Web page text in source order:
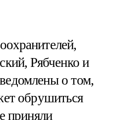
Рябченко и
о том,
обрушиться
приняли